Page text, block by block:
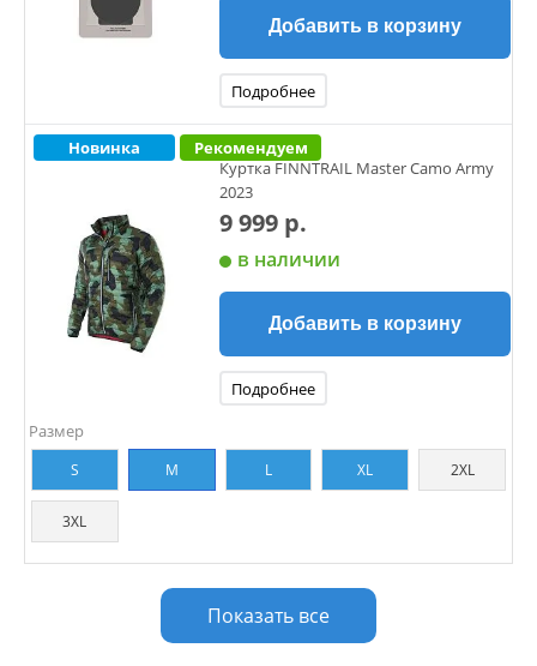
Добавить в корзину
Подробнее
Новинка
Рекомендуем
Куртка FINNTRAIL Master Camo Army
2023
9 999 р.
в наличии
Добавить в корзину
Подробнее
Размер
S M L XL 2XL
3XL
Показать все